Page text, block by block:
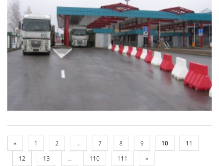
« 1 2 ... 7 8 9 10
11
12
13 ... 110 111 »